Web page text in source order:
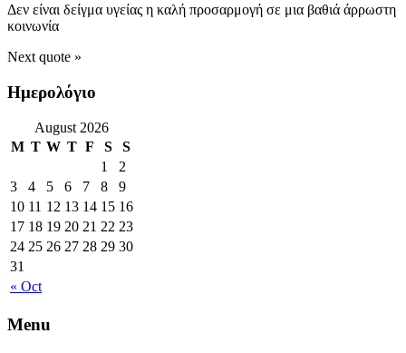
Δεν είναι δείγμα υγείας η καλή προσαρμογή σε μια βαθιά άρρωστη
κοινωνία
Next quote »
Ημερολόγιο
August 2026
M T W T F S S
« Oct
1
2
3
4 5 6 7 8
9
10 11 12 13 14 15 16
17 18 19 20 21 22 23
24 25 26 27 28 29 30
31
Menu